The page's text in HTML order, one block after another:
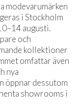
modevarumärken
i Stockholm
augusti.
och
kollektioner
omfattar även
nya
öppnar dessutom
showrooms i